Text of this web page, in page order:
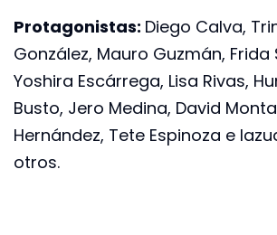
Protagonistas: Diego Calva,
González, Mauro Guzmán, Frida
Yoshira Escárrega, Lisa Rivas,
Busto, Jero Medina, David
Hernández, Tete Espinoza e
otros.